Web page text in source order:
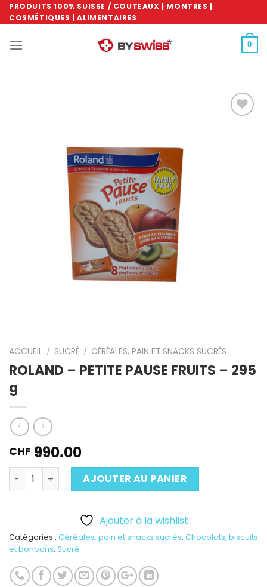
Skip
to
PRODUITS 100% SUISSE / COUTEAUX | MONTRES |
COSMÉTIQUES | ALIMENTAIRES
0
ACCUEIL / SUCRÉ / CÉRÉALES, PAIN ET SNACKS SUCRÉS
ROLAND – PETITE PAUSE FRUITS – 295
g
CHF 990.00
Quantité AJOUTER AU PANIER
Ajouter à la wishlist
Catégories : Céréales, pain et snacks sucrés, Chocolats, biscuits
et bonbons, Sucré